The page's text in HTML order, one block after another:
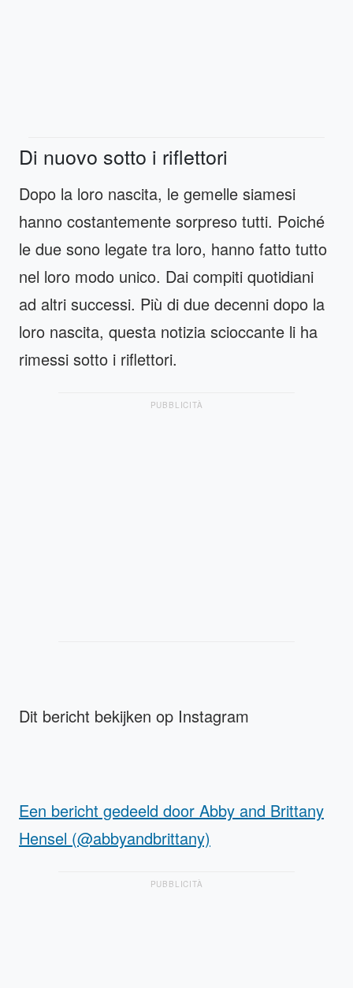
Di nuovo sotto i riflettori
Dopo la loro nascita, le gemelle siamesi
hanno costantemente sorpreso tutti. Poiché
le due sono legate tra loro, hanno fatto tutto
nel loro modo unico. Dai compiti quotidiani
ad altri successi. Più di due decenni dopo la
loro nascita, questa notizia scioccante li ha
rimessi sotto i riflettori.
PUBBLICITÀ
Dit bericht bekijken op Instagram
Een bericht gedeeld door Abby and Brittany
Hensel (@abbyandbrittany)
PUBBLICITÀ